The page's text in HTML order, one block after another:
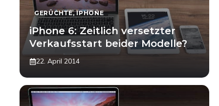
GERÜCHTE,IPHONE
iPhone 6: Zeitlich versetzter
Verkaufsstart beider Modelle?
22. April 2014